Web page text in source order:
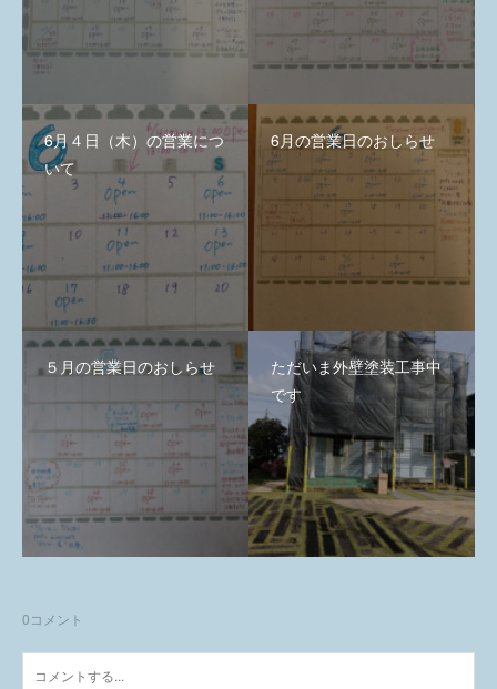
6月４日（木）の営業につ
いて
6月の営業日のおしらせ
５月の営業日のおしらせ
ただいま外壁塗装工事中
です
0コメント